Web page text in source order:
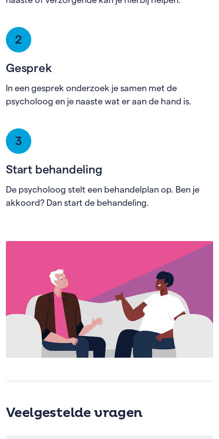
2
Gesprek
In een gesprek onderzoek je samen met de
psycholoog en je naaste wat er aan de hand is.
3
Start behandeling
De psycholoog stelt een behandelplan op. Ben je
akkoord? Dan start de behandeling.
Veelgestelde vragen